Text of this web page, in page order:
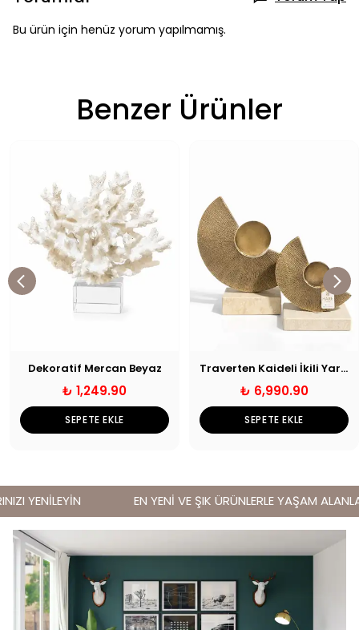
Bu ürün için henüz yorum yapılmamış.
Benzer Ürünler
Dekoratif Mercan Beyaz
₺ 1,249.90
SEPETE EKLE
Traverten Kaideli İkili Yarım Ay Obje
₺ 6,990.90
SEPETE EKLE
YENİLEYİN EN YENİ VE ŞIK ÜRÜNLERLE YAŞAM